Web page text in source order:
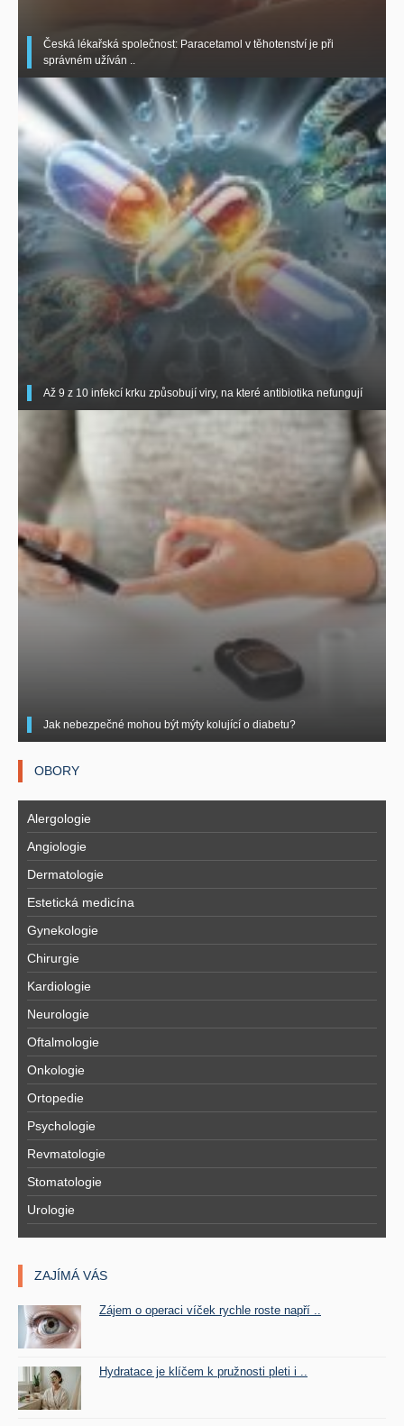
Česká lékařská společnost: Paracetamol v těhotenství je při
správném užíván ..
Až 9 z 10 infekcí krku způsobují viry, na které antibiotika nefungují
Jak nebezpečné mohou být mýty kolující o diabetu?
OBORY
Alergologie
Angiologie
Dermatologie
Estetická medicína
Gynekologie
Chirurgie
Kardiologie
Neurologie
Oftalmologie
Onkologie
Ortopedie
Psychologie
Revmatologie
Stomatologie
Urologie
ZAJÍMÁ VÁS
Zájem o operaci víček rychle roste napří ..
Hydratace je klíčem k pružnosti pleti i ..